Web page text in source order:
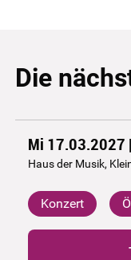
Die
Mi 17.03.2027
Haus der Musik,
Konzert